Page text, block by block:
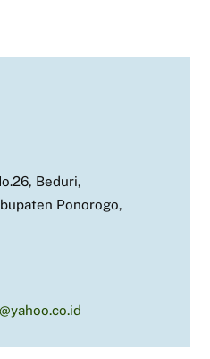
Beduri,
Ponorogo,